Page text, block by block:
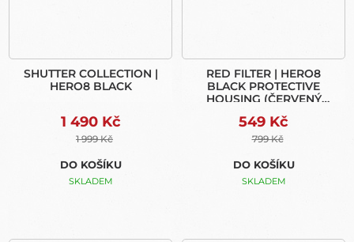
SHUTTER COLLECTION |
HERO8 BLACK
1 490 Kč
1 999 Kč
DO KOŠÍKU
SKLADEM
RED FILTER | HERO8
BLACK PROTECTIVE
HOUSING (ČERVENÝ
549 Kč
799 Kč
DO KOŠÍKU
SKLADEM